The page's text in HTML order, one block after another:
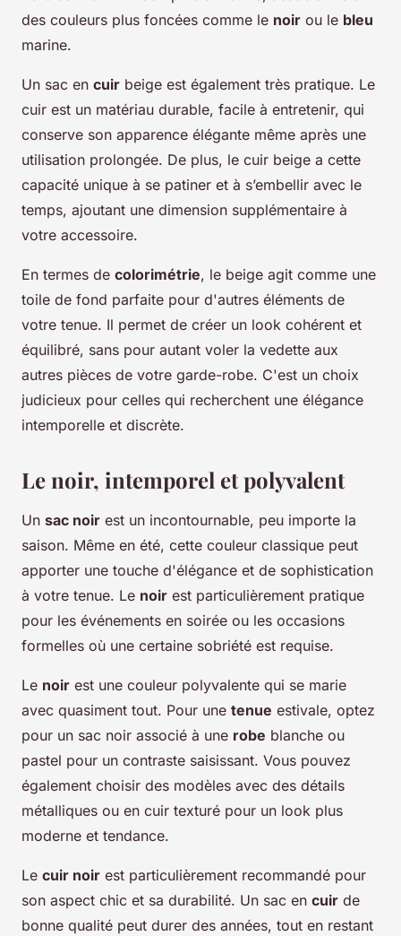
des couleurs plus foncées comme le noir ou le bleu
marine.
Un sac en cuir beige est également très pratique. Le
cuir est un matériau durable, facile à entretenir, qui
conserve son apparence élégante même après une
utilisation prolongée. De plus, le cuir beige a cette
capacité unique à se patiner et à s’embellir avec le
temps, ajoutant une dimension supplémentaire à
votre accessoire.
En termes de colorimétrie, le beige agit comme une
toile de fond parfaite pour d'autres éléments de
votre tenue. Il permet de créer un look cohérent et
équilibré, sans pour autant voler la vedette aux
autres pièces de votre garde-robe. C'est un choix
judicieux pour celles qui recherchent une élégance
intemporelle et discrète.
Le noir, intemporel et polyvalent
Un sac noir est un incontournable, peu importe la
saison. Même en été, cette couleur classique peut
apporter une touche d'élégance et de sophistication
à votre tenue. Le noir est particulièrement pratique
pour les événements en soirée ou les occasions
formelles où une certaine sobriété est requise.
Le noir est une couleur polyvalente qui se marie
avec quasiment tout. Pour une tenue estivale, optez
pour un sac noir associé à une robe blanche ou
pastel pour un contraste saisissant. Vous pouvez
également choisir des modèles avec des détails
métalliques ou en cuir texturé pour un look plus
moderne et tendance.
Le cuir noir est particulièrement recommandé pour
son aspect chic et sa durabilité. Un sac en cuir de
bonne qualité peut durer des années, tout en restant